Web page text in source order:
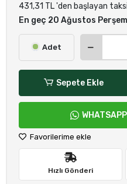
431,31 TL 'den başlayan
En geç 20 Ağustos
Adet
Sepete Ekle
Favorilerime ekle
Hızlı Gönderi